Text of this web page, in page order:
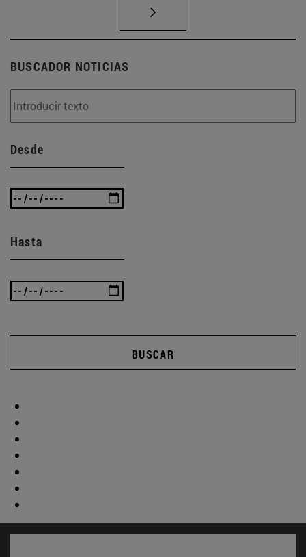
BUSCADOR NOTICIAS
Desde
Hasta
BUSCAR